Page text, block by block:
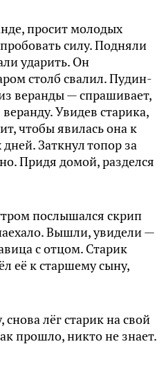
просит молодых
силу. Подняли
ударить. Он
столб свалил. Пудин-
веранды — спрашивает,
Увидев старика,
чтобы явилась она к
Заткнул топор за
Придя домой, разделся
послышался скрип
Вышли, увидели —
с отцом. Старик
её к старшему сыну,
лёг старик на свой
прошло, никто не знает.